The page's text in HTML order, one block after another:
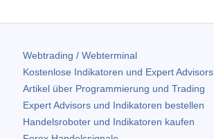
Webtrading / Webterminal
Kostenlose Indikatoren und Expert Advisors
Artikel über Programmierung und Trading
Expert Advisors und Indikatoren bestellen
Handelsroboter und Indikatoren kaufen